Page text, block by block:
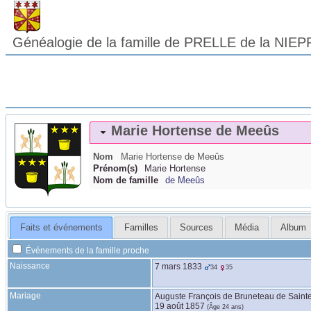
Généalogie de la famille de PRELLE de la
Marie Hortense de Meeûs
Nom Marie Hortense de Meeûs
Prénom(s)
Marie Hortense
Nom de famille
de Meeûs
Faits et événements Familles Sources Média Album
Événements de la famille proche
Naissance
7 mars 1833 34 35
Mariage Auguste François de Bruneteau de
19 août 1857 (Âge 24 ans)